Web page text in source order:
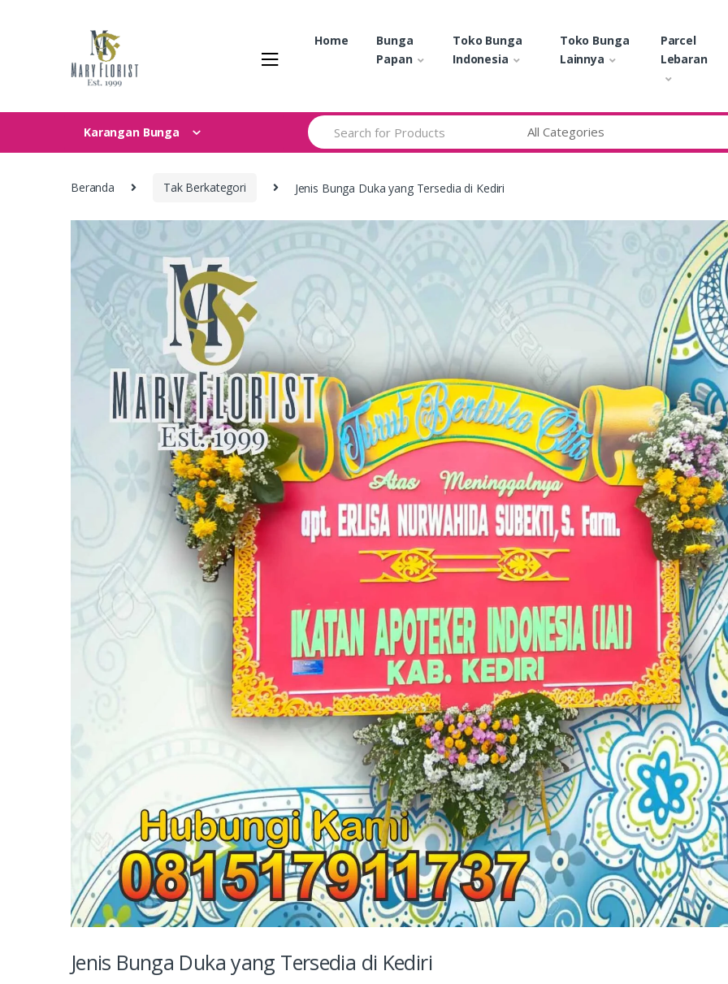
Home
Bunga
Papan
Toko Bunga
Indonesia
Toko Bunga
Lainnya
Parcel
Lebaran
Karangan Bunga
Search
for:
Beranda Tak Berkategori Jenis Bunga Duka yang Tersedia di Kediri
Jenis Bunga Duka yang Tersedia di Kediri